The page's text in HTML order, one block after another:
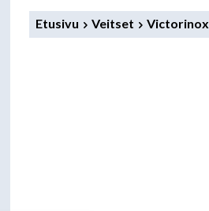
Etusivu Veitset Victorinox